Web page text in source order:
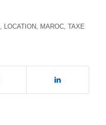
, LOCATION, MAROC, TAXE